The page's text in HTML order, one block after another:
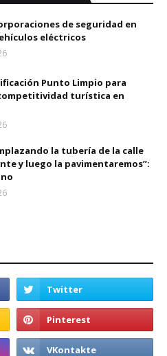
de seguridad en
eléctricos
Punto Limpio para
turística en
la tubería de la calle
y luego la pavimentaremos”: